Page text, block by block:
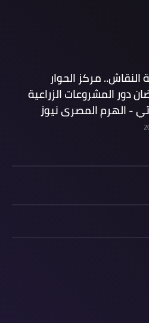
النقاش.. مركز الحوار
دور المشروعات الزراعية
- الهرم المصرى نيوز